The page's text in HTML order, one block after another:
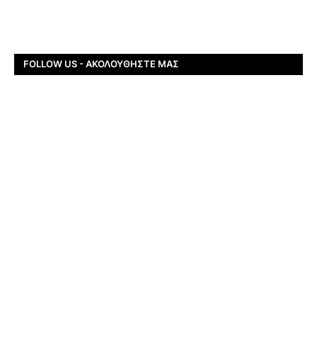
FOLLOW US - ΑΚΟΛΟΥΘΉΣΤΕ ΜΑΣ